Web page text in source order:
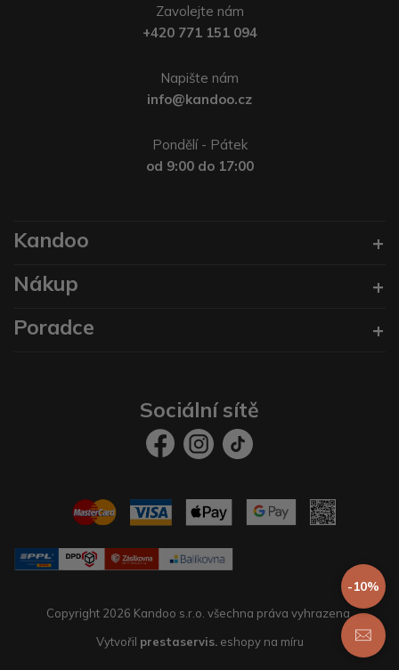
-10%
Zavolejte nám
+420 771 151 094
Napište nám
info@kandoo.cz
Pondělí - Pátek
od 9:00 do 17:00
Kandoo
Nákup
Poradce
Sociální sítě
Copyright 2026 Kandoo s.r.o. všechna práva vyhrazena.
Vytvořil prestaservis. eshopy na míru